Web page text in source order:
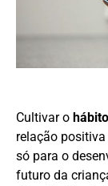
Cultivar o
relação
só para o
futuro da